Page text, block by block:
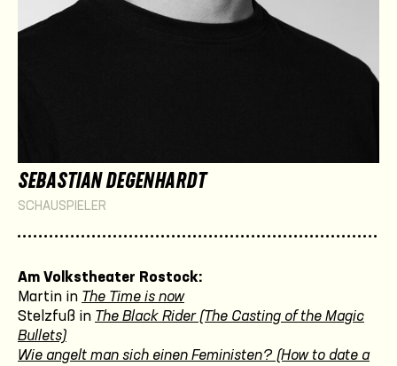
SEBASTIAN DEGENHARDT
SCHAUSPIELER
Am Volkstheater Rostock:
Martin in The Time is now
Stelzfuß in The Black Rider (The Casting of the Magic
Bullets)
Wie angelt man sich einen Feministen? (How to date a